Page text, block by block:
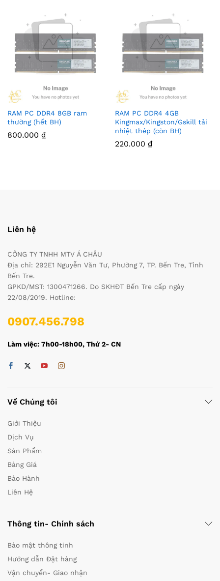
RAM PC DDR4 8GB ram
thường (hết BH)
800.000 ₫
RAM PC DDR4 4GB
Kingmax/Kingston/Gskill tải
nhiệt thép (còn BH)
220.000 ₫
Liên hệ
CÔNG TY TNHH MTV Á CHÂU
Địa chỉ: 292E1 Nguyễn Văn Tư, Phường 7, TP. Bến Tre, Tỉnh
Bến Tre.
GPKD/MST: 1300471266. Do SKHĐT Bến Tre cấp ngày
22/08/2019. Hotline:
0907.456.798
Làm việc: 7h00-18h00, Thứ 2- CN
Về Chúng tôi
Giới Thiệu
Dịch Vụ
Sản Phẩm
Bảng Giá
Bảo Hành
Liên Hệ
Thông tin- Chính sách
Bảo mật thông tinh
Hướng dẫn Đặt hàng
Vận chuyển- Giao nhận